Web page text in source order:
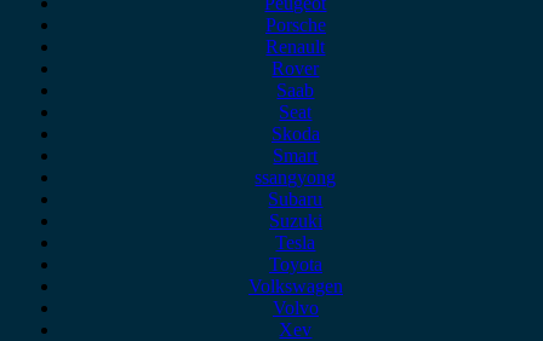
Porsche
Renault
Rover
Saab
Seat
Skoda
Smart
ssangyong
Subaru
Suzuki
Tesla
Toyota
Volkswagen
Volvo
Xev